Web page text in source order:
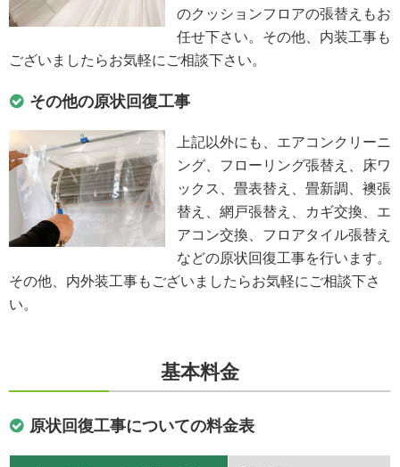
のクッションフロアの張替えもお
任せ下さい。その他、内装工事も
ございましたらお気軽にご相談下さい。
その他の原状回復工事
上記以外にも、エアコンクリーニ
ング、フローリング張替え、床ワ
ックス、畳表替え、畳新調、襖張
替え、網戸張替え、カギ交換、エ
アコン交換、フロアタイル張替え
などの原状回復工事を行います。
その他、内外装工事もございましたらお気軽にご相談下さ
い。
基本料金
原状回復工事についての料金表